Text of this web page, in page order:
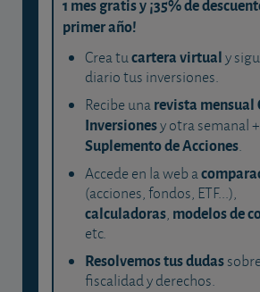
1 mes gratis y ¡35% de
primer año!
Crea tucartera virtualy
diario tus inversiones.
Recibe unarevista mensual
Inversionesy otra semanal +
Suplemento de Acciones.
Accede en la web a
(acciones, fondos, ETF...),
calculadoras, modelos de
etc.
Resolvemos tus dudassobre
fiscalidad y derechos.